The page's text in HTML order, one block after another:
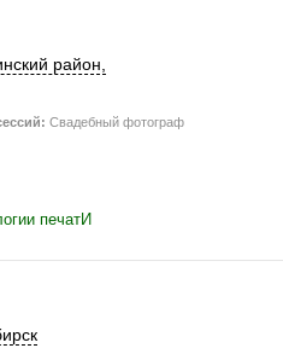
район
Свадебный фотограф
печатИ